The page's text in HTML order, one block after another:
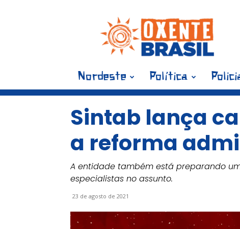
Blog
Oxente
Brasil
Nordeste Política
Sintab lança
a reforma
A entidade também está preparando
especialistas no assunto.
23 de agosto de 2021